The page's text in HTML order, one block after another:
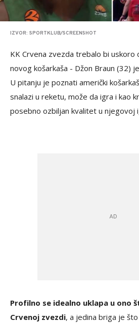
IZVOR: SPORTKLUB/SCREENSHOT
KK Crvena zvezda trebalo bi uskoro
novog košarkaša - Džon Braun (32)
U pitanju je poznati američki
snalazi u reketu, može da igra i kao
posebno ozbiljan kvalitet u njegovoj
Profilno se idealno uklapa u ono
Crvenoj zvezdi, a jedina briga je